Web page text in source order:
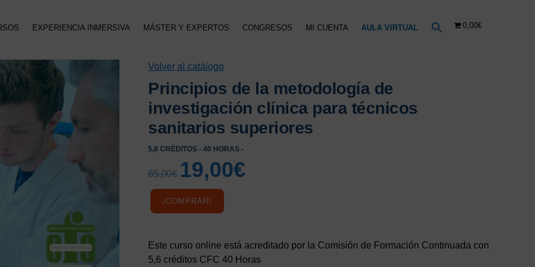
EXPERIENCIA INMERSIVA MÁSTER Y EXPERTOS CONGRESOS MI CUENTA AULA VIRTUAL 0,00€
Volver al catálogo
Principios de la metodología de
investigación clínica para técnicos
sanitarios superiores
5,6 CRÉDITOS - 40 HORAS -
65,00€
El
precio
19,00€
¡COMPRAR!
Este curso online está acreditado por la Comisión de Formación Continuada con
5,6 créditos CFC 40 Horas